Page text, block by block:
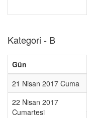
Kategori - B
Gün
21 Nisan 2017 Cuma
22 Nisan 2017
Cumartesi